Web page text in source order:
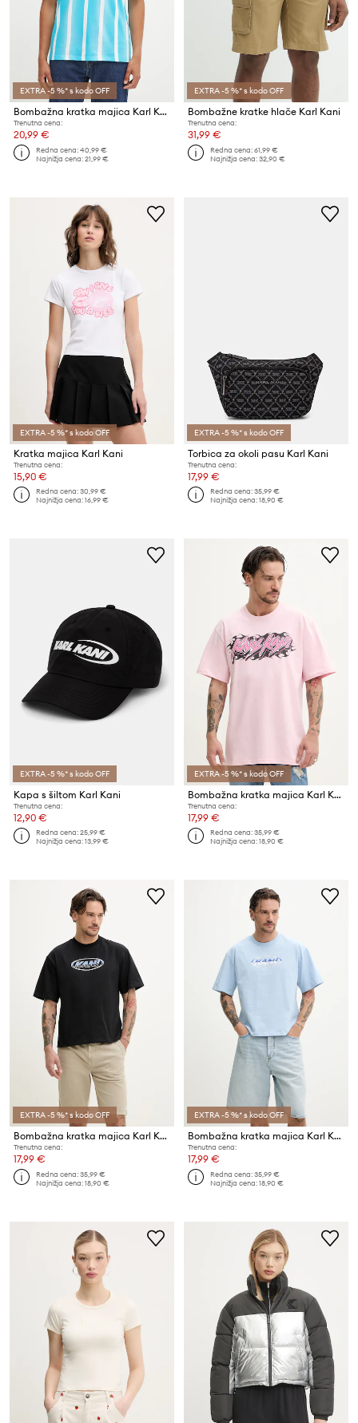
EXTRA -5 %* s kodo OFF
Bombažna kratka majica Karl Kani
Trenutna cena:
20,99 €
Redna cena:40,99 €
Najnižja cena:21,99 €
EXTRA -5 %* s kodo OFF
Bombažne kratke hlače Karl Kani
Trenutna cena:
31,99 €
Redna cena:61,99 €
Najnižja cena:32,90 €
EXTRA -5 %* s kodo OFF
Kratka majica Karl Kani
Trenutna cena:
15,90 €
Redna cena:30,99 €
Najnižja cena:16,99 €
EXTRA -5 %* s kodo OFF
Torbica za okoli pasu Karl Kani
Trenutna cena:
17,99 €
Redna cena:35,99 €
Najnižja cena:18,90 €
EXTRA -5 %* s kodo OFF
Kapa s šiltom Karl Kani
Trenutna cena:
12,90 €
Redna cena:25,99 €
Najnižja cena:13,99 €
EXTRA -5 %* s kodo OFF
Bombažna kratka majica Karl Kani
Trenutna cena:
17,99 €
Redna cena:35,99 €
Najnižja cena:18,90 €
EXTRA -5 %* s kodo OFF
Bombažna kratka majica Karl Kani
Trenutna cena:
17,99 €
Redna cena:35,99 €
Najnižja cena:18,90 €
EXTRA -5 %* s kodo OFF
Bombažna kratka majica Karl Kani
Trenutna cena:
17,99 €
Redna cena:35,99 €
Najnižja cena:18,90 €